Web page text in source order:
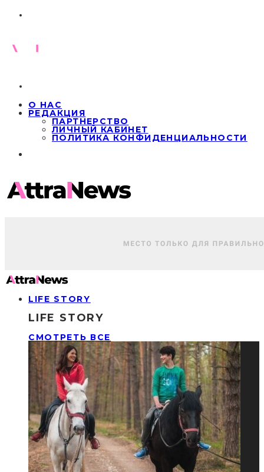
О НАС
РЕДАКЦИЯ
ПАРТНЕРСТВО
ЛИЧНЫЙ КАБИНЕТ
ПОЛИТИКА КОНФИДЕНЦИАЛЬНОСТИ
LIFE STORY
LIFE STORY
СМОТРЕТЬ ВСЕ